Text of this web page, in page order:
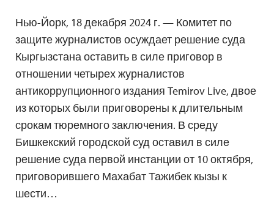
Нью-Йорк, 18 декабря 2024 г. — Комитет по
защите журналистов осуждает решение суда
Кыргызстана оставить в силе приговор в
отношении четырех журналистов
антикоррупционного издания Temirov Live, двое
из которых были приговорены к длительным
срокам тюремного заключения. В среду
Бишкекский городской суд оставил в силе
решение суда первой инстанции от 10 октября,
приговорившего Махабат Тажибек кызы к
шести…